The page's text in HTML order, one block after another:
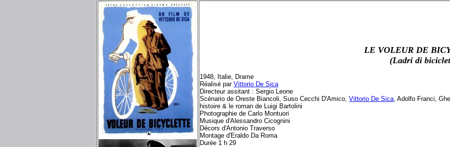
LE VOLEUR DE
(Ladri di
1948, Italie, Drame
Réalisé par Vittorio De Sica
Directeur assitant : Sergio Leone
Scénario de Oreste Biancoli, Suso Cecchi D'Amico, Vittorio De Sica, Adolfo Franci,
histoire & le roman de Luigi Bartolini
Photographie de Carlo Montuori
Musique d'Alessandro Cicognini
Décors d'Antonio Traverso
Montage d'Eraldo Da Roma
Durée 1 h 29